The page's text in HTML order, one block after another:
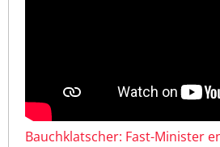
Bauchklatscher: Fast-Minister